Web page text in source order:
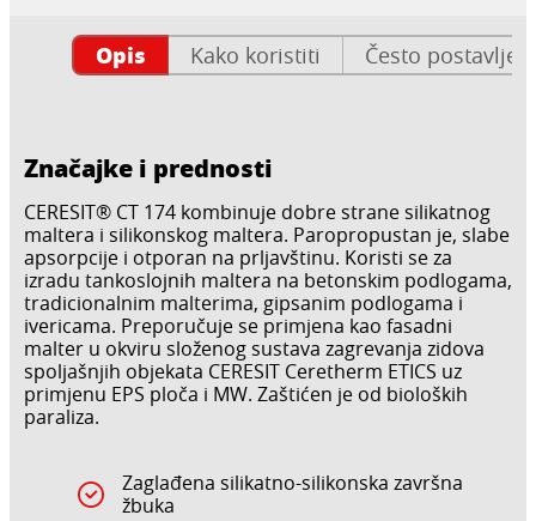
Opis Kako koristiti Često
Značajke i prednosti
CERESIT® CT 174 kombinuje dobre strane silikatnog
maltera i silikonskog maltera. Paropropustan je, slabe
apsorpcije i otporan na prljavštinu. Koristi se za
izradu tankoslojnih maltera na betonskim podlogama,
tradicionalnim malterima, gipsanim podlogama i
ivericama. Preporučuje se primjena kao fasadni
malter u okviru složenog sustava zagrevanja zidova
spoljašnjih objekata CERESIT Ceretherm ETICS uz
primjenu EPS ploča i MW. Zaštićen je od bioloških
paraliza.
Zaglađena silikatno-silikonska završna
žbuka